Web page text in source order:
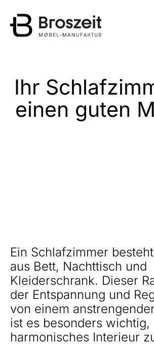
Ihr
einen guten
Ein Schlafzimmer
aus Bett, Nachttisch und
Kleiderschrank. Dieser
der Entspannung und
von einem
ist es besonders wichtig,
harmonisches Interieur